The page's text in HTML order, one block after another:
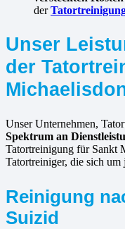
der
Unser
der
Unser Unternehmen,
Spektrum an
Tatortreinigung für Sankt
Tatortreiniger, die sich um
Reinigung
Suizid